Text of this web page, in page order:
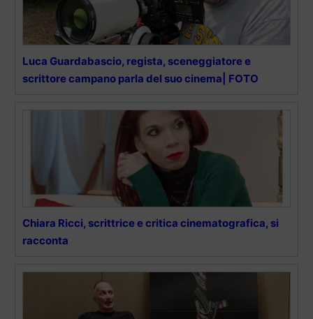
Luca Guardabascio, regista, sceneggiatore e
scrittore campano parla del suo cinema| FOTO
Chiara Ricci, scrittrice e critica cinematografica, si
racconta